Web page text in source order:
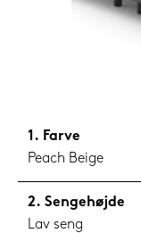
Farve
Peach Beige
Sengehøjde
Lav seng